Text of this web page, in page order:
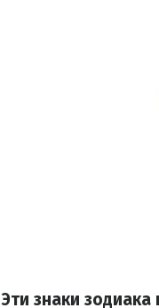
Эти знаки зодиака